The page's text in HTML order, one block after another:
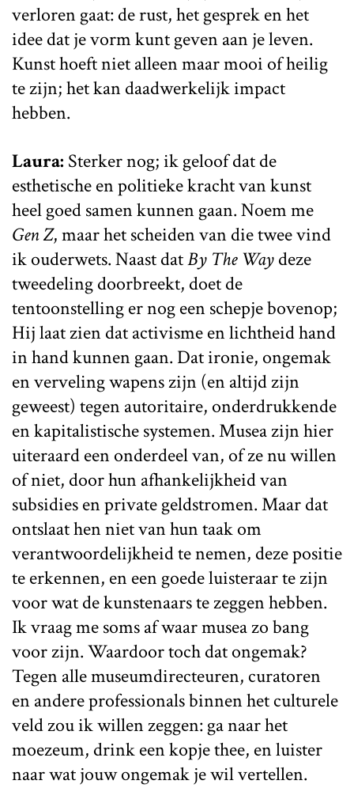
verloren gaat: de rust, het gesprek en het
idee dat je vorm kunt geven aan je leven.
Kunst hoeft niet alleen maar mooi of heilig
te zijn; het kan daadwerkelijk impact
hebben.
Laura: Sterker nog; ik geloof dat de
esthetische en politieke kracht van kunst
heel goed samen kunnen gaan. Noem me
Gen Z, maar het scheiden van die twee vind
ik ouderwets. Naast datBy The Waydeze
tweedeling doorbreekt, doet de
tentoonstelling er nog een schepje bovenop;
Hij laat zien dat activisme en lichtheid hand
in hand kunnen gaan. Dat ironie, ongemak
en verveling wapens zijn (en altijd zijn
geweest) tegen autoritaire, onderdrukkende
en kapitalistische systemen. Musea zijn hier
uiteraard een onderdeel van, of ze nu willen
of niet, door hun afhankelijkheid van
subsidies en private geldstromen. Maar dat
ontslaat hen niet van hun taak om
verantwoordelijkheid te nemen, deze positie
te erkennen, en een goede luisteraar te zijn
voor wat de kunstenaars te zeggen hebben.
Ik vraag me soms af waar musea zo bang
voor zijn. Waardoor toch dat ongemak?
Tegen alle museumdirecteuren, curatoren
en andere professionals binnen het culturele
veld zou ik willen zeggen: ga naar het
moezeum, drink een kopje thee, en luister
naar wat jouw ongemak je wil vertellen.